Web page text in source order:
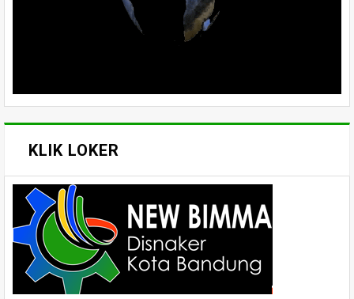
KLIK LOKER